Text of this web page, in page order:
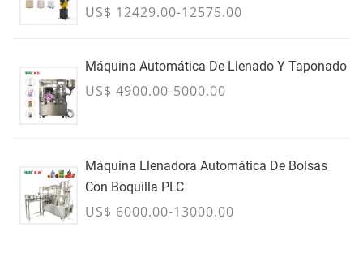
- JULIO
US$ 12429.00-12575.00
Máquina Automática De Llenado Y Taponado
US$ 4900.00-5000.00
Máquina Llenadora Automática De Bolsas
Con Boquilla PLC
US$ 6000.00-13000.00